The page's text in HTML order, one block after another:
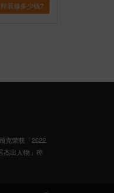
装修多少钱?
克荣获「2022
杰出人物」称
“2023年家居